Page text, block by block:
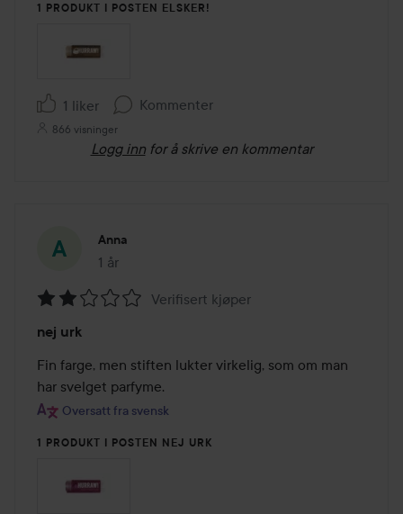
1 PRODUKT I POSTEN ELSKER!
1 liker Kommenter
866 visninger
Logg inn for å skrive en kommentar
Anna
1 år
Innlegget ble opprettet 1 år
2
av
5
Verifisert kjøper
nej urk
Fin farge, men stiften lukter virkelig, som om man
har svelget parfyme.
Oversatt fra svensk
1 PRODUKT I POSTEN NEJ URK